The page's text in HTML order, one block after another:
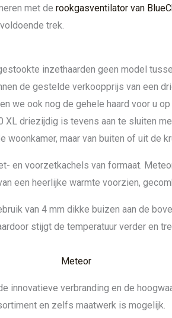
met de rookgasventilator van
trek.
inzethaarden geen model
de gestelde verkoopprijs van een
we ook nog de gehele haard voor u
driezijdig is tevens aan te sluiten
maar van buiten of uit de
en voorzetkachels van formaat.
een heerlijke warmte voorzien,
van 4 mm dikke buizen aan de
stijgt de temperatuur verder en
innovatieve verbranding en de
en zelfs maatwerk is mogelijk.